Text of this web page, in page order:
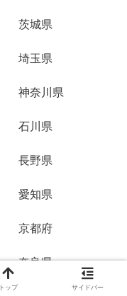
茨城県
埼玉県
神奈川県
石川県
長野県
愛知県
京都府
奈良県
トップ サイドバー